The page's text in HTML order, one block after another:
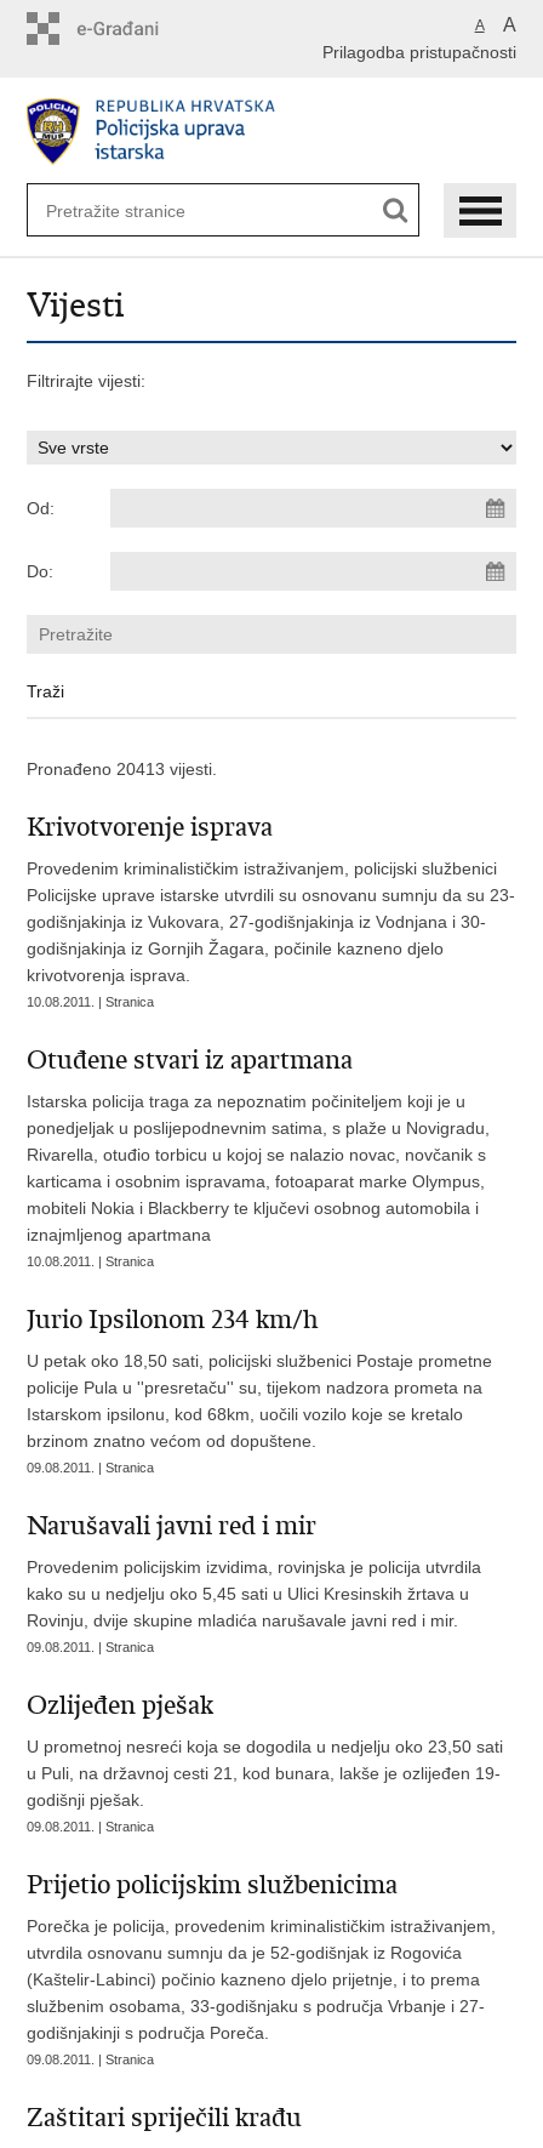
A A
Prilagodba pristupačnosti
Vijesti
Filtrirajte vijesti:
Od:
Do:
Pronađeno 20413 vijesti.
Krivotvorenje isprava
Provedenim kriminalističkim istraživanjem, policijski službenici
Policijske uprave istarske utvrdili su osnovanu sumnju da su 23-
godišnjakinja iz Vukovara, 27-godišnjakinja iz Vodnjana i 30-
godišnjakinja iz Gornjih Žagara, počinile kazneno djelo
krivotvorenja isprava.
10.08.2011. | Stranica
Otuđene stvari iz apartmana
Istarska policija traga za nepoznatim počiniteljem koji je u
ponedjeljak u poslijepodnevnim satima, s plaže u Novigradu,
Rivarella, otuđio torbicu u kojoj se nalazio novac, novčanik s
karticama i osobnim ispravama, fotoaparat marke Olympus,
mobiteli Nokia i Blackberry te ključevi osobnog automobila i
iznajmljenog apartmana
10.08.2011. | Stranica
Jurio Ipsilonom 234 km/h
U petak oko 18,50 sati, policijski službenici Postaje prometne
policije Pula u ''presretaču'' su, tijekom nadzora prometa na
Istarskom ipsilonu, kod 68km, uočili vozilo koje se kretalo
brzinom znatno većom od dopuštene.
09.08.2011. | Stranica
Narušavali javni red i mir
Provedenim policijskim izvidima, rovinjska je policija utvrdila
kako su u nedjelju oko 5,45 sati u Ulici Kresinskih žrtava u
Rovinju, dvije skupine mladića narušavale javni red i mir.
09.08.2011. | Stranica
Ozlijeđen pješak
U prometnoj nesreći koja se dogodila u nedjelju oko 23,50 sati
u Puli, na državnoj cesti 21, kod bunara, lakše je ozlijeđen 19-
godišnji pješak.
09.08.2011. | Stranica
Prijetio policijskim službenicima
Porečka je policija, provedenim kriminalističkim istraživanjem,
utvrdila osnovanu sumnju da je 52-godišnjak iz Rogovića
(Kaštelir-Labinci) počinio kazneno djelo prijetnje, i to prema
službenim osobama, 33-godišnjaku s područja Vrbanje i 27-
godišnjakinji s područja Poreča.
09.08.2011. | Stranica
Zaštitari spriječili krađu